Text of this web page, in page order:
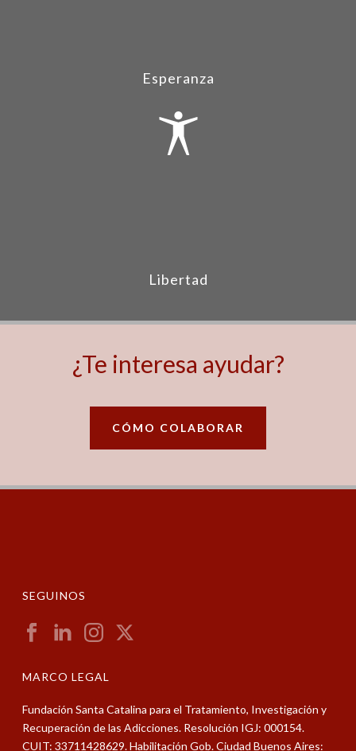
Esperanza
Libertad
¿Te interesa ayudar?
CÓMO COLABORAR
SEGUINOS
MARCO LEGAL
Fundación Santa Catalina para el Tratamiento, Investigación y
Recuperación de las Adicciones. Resolución IGJ: 000154.
CUIT: 33711428629. Habilitación Gob. Ciudad Buenos Aires: